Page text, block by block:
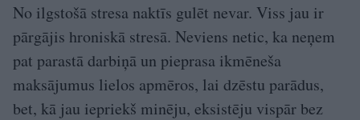
No ilgstošā stresa naktīs gulēt nevar. Viss jau ir
pārgājis hroniskā stresā. Neviens netic, ka neņem
pat parastā darbiņā un pieprasa ikmēneša
maksājumus lielos apmēros, lai dzēstu parādus,
bet, kā jau iepriekš minēju, eksistēju vispār bez